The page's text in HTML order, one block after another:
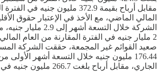
مقابل أرباح بقيمة 372.9 مليون جنيه
المالي الماضي، مع الأخذ في الإعتبار حقوق
الشركة خلال التسعة أشهر
2 مليار جنيه في الفترة المقارنة من العام
صعيد القوائم غير المجمعة، حققت الشركة
176.44 مليون جنيه خلال التسعة أشهر الأولى
الجاري، مقابل أرباح بلغت 266.7 مليون جنيه في الفترة المقارنة.